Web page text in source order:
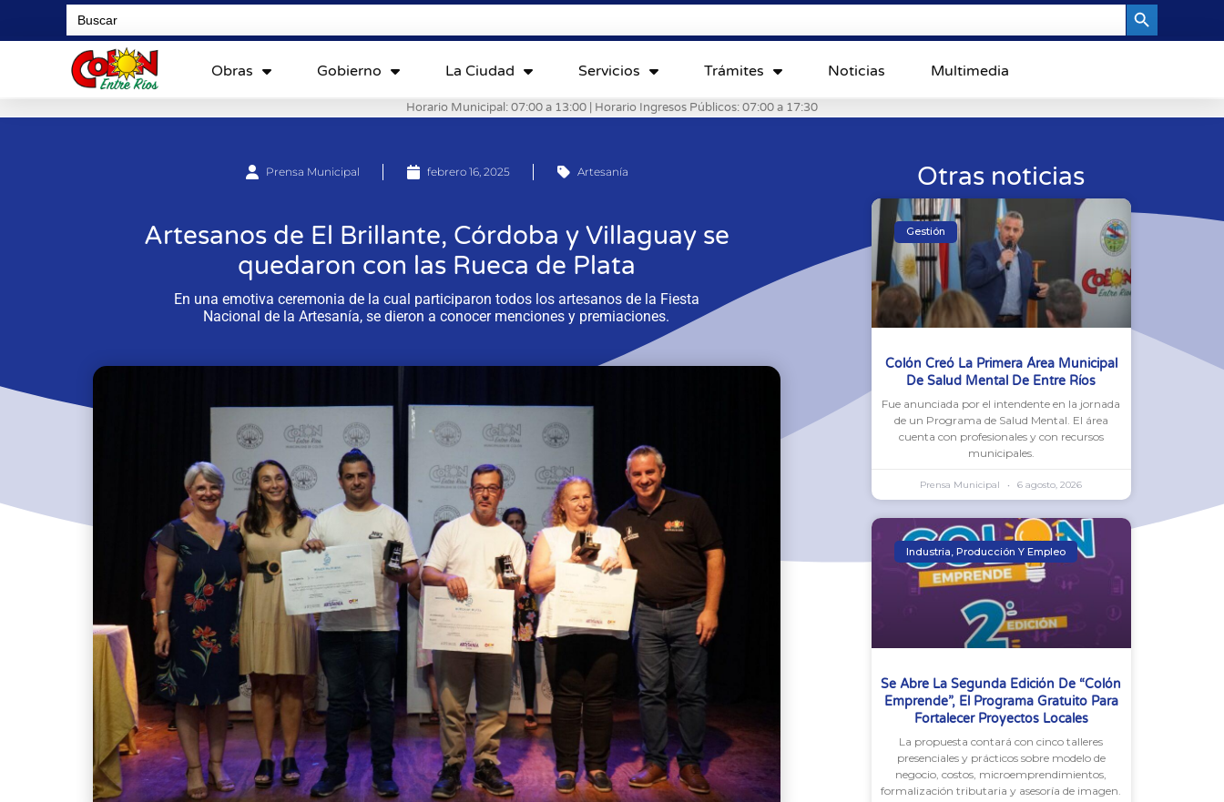
Search
for:
Obras Gobierno La Ciudad Servicios Trámites Noticias Multimedia
Horario Municipal: 07:00 a 13:00 | Horario Ingresos Públicos: 07:00 a 17:30
Prensa Municipal febrero 16, 2025 Artesanía
Artesanos de El Brillante, Córdoba y Villaguay se
quedaron con las Rueca de Plata
En una emotiva ceremonia de la cual participaron todos los artesanos de la Fiesta
Nacional de la Artesanía, se dieron a conocer menciones y premiaciones.
Otras noticias
Gestión
Colón Creó La Primera Área Municipal
De Salud Mental De Entre Ríos
Fue anunciada por el intendente en la jornada
de un Programa de Salud Mental. El área
cuenta con profesionales y con recursos
municipales.
Prensa Municipal 6 agosto, 2026
Industria, Producción Y Empleo
Se Abre La Segunda Edición De “Colón
Emprende”, El Programa Gratuito Para
Fortalecer Proyectos Locales
La propuesta contará con cinco talleres
presenciales y prácticos sobre modelo de
negocio, costos, microemprendimientos,
formalización tributaria y asesoría de imagen.